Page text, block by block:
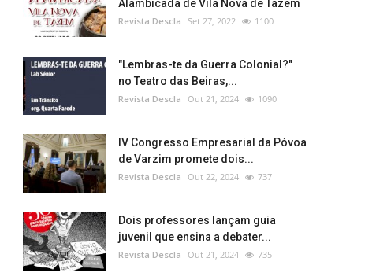
Alambicada de Vila Nova de Tazem
Revista Descla Set 27, 2022 1100
"Lembras-te da Guerra Colonial?"
no Teatro das Beiras,...
Revista Descla Out 21, 2024 1090
IV Congresso Empresarial da Póvoa
de Varzim promete dois...
Revista Descla Out 22, 2024 737
Dois professores lançam guia
juvenil que ensina a debater...
Revista Descla Out 21, 2024 735